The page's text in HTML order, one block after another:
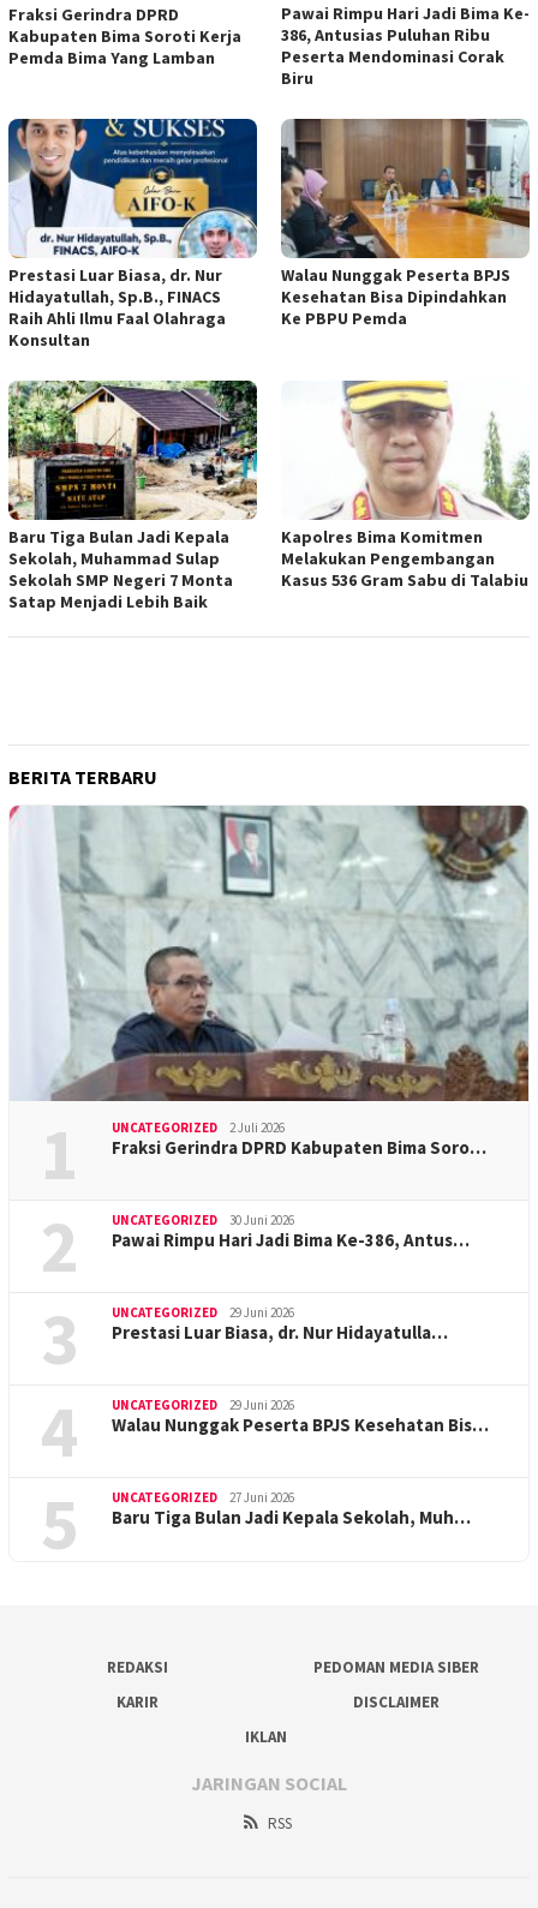
Fraksi Gerindra DPRD
Kabupaten Bima Soroti Kerja
Pemda Bima Yang Lamban
Pawai Rimpu Hari Jadi Bima Ke-
386, Antusias Puluhan Ribu
Peserta Mendominasi Corak
Biru
Prestasi Luar Biasa, dr. Nur
Hidayatullah, Sp.B., FINACS
Raih Ahli Ilmu Faal Olahraga
Konsultan
Walau Nunggak Peserta BPJS
Kesehatan Bisa Dipindahkan
Ke PBPU Pemda
Baru Tiga Bulan Jadi Kepala
Sekolah, Muhammad Sulap
Sekolah SMP Negeri 7 Monta
Satap Menjadi Lebih Baik
Kapolres Bima Komitmen
Melakukan Pengembangan
Kasus 536 Gram Sabu di Talabiu
BERITA TERBARU
1 UNCATEGORIZED 2 Juli 2026
Fraksi Gerindra DPRD Kabupaten Bima Soro…
2 UNCATEGORIZED 30 Juni 2026
Pawai Rimpu Hari Jadi Bima Ke-386, Antus…
3 UNCATEGORIZED 29 Juni 2026
Prestasi Luar Biasa, dr. Nur Hidayatulla…
4 UNCATEGORIZED 29 Juni 2026
Walau Nunggak Peserta BPJS Kesehatan Bis…
5 UNCATEGORIZED 27 Juni 2026
Baru Tiga Bulan Jadi Kepala Sekolah, Muh…
REDAKSI
PEDOMAN MEDIA SIBER
KARIR
DISCLAIMER
IKLAN
JARINGAN SOCIAL
RSS